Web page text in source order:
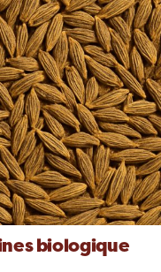
biologique